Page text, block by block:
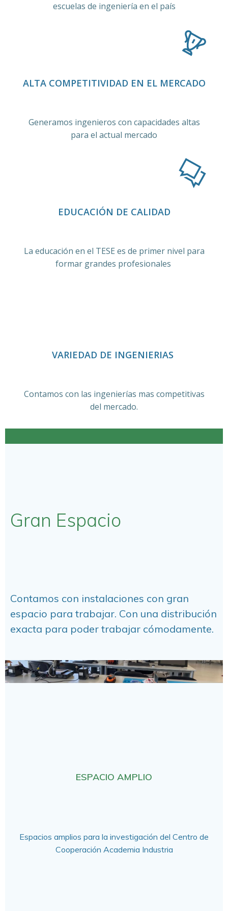
escuelas de ingeniería en el país
ALTA COMPETITIVIDAD EN EL MERCADO
Generamos ingenieros con capacidades altas
para el actual mercado
EDUCACIÓN DE CALIDAD
La educación en el TESE es de primer nivel para
formar grandes profesionales
VARIEDAD DE INGENIERIAS
Contamos con las ingenierías mas competitivas
del mercado.
Gran Espacio
Contamos con instalaciones con gran
espacio para trabajar. Con una distribución
exacta para poder trabajar cómodamente.
ESPACIO AMPLIO
Espacios amplios para la investigación del Centro de
Cooperación Academia Industria